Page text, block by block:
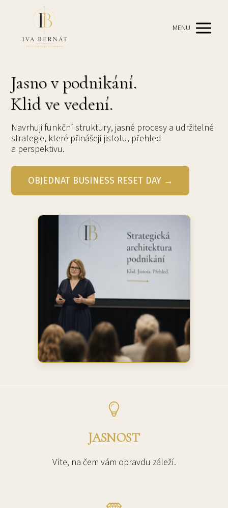
MENU
Jasno v podnikání.
Klid ve vedení.
Navrhuji funkční struktury, jasné procesy a udržitelné
strategie, které přinášejí jistotu, přehled
a perspektivu.
OBJEDNAT BUSINESS RESET DAY →
JASNOST
Víte, na čem vám opravdu záleží.